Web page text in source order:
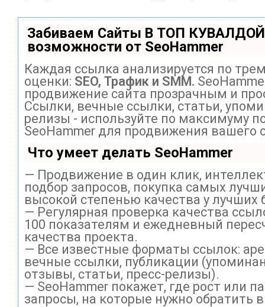
Забиваем Сайты В ТОП
возможности от SeoHammer
Каждая ссылка анализируется по
оценки: SEO, Трафик и SMM.
продвижение сайта прозрачным и
Ссылки, вечные ссылки, статьи,
релизы - используйте по максимуму
SeoHammer для продвижения вашего
Что умеет делать SeoHammer
— Продвижение в один клик,
подбор запросов, покупка самых
высокой степенью качества у лучших
— Регулярная проверка качества
100 показателям и ежедневный
качества проекта.
— Все известные форматы ссылок:
вечные ссылки, публикации
отзывы, статьи, пресс-релизы).
— SeoHammer покажет, где рост или
запросы, на которые нужно обратить